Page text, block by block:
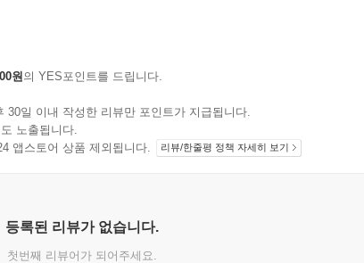
원의 YES포인트를 드립니다.
일 이내 작성한 리뷰만 포인트가 지급됩니다.
노출됩니다.
앱스토어 상품 제외됩니다.
리뷰/한줄평 정책 자세히 보기
등록된 리뷰가 없습니다.
첫번째 리뷰어가 되어주세요.